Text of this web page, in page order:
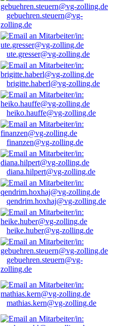
gebuehren.steuern@vg-
zolling.de
ute.gresser@vg-zolling.de
brigitte.haberl@vg-zolling.de
heiko.hauffe@vg-zolling.de
finanzen@vg-zolling.de
diana.hilpert@vg-zolling.de
qendrim.hoxhaj@vg-zolling.de
heike.huber@vg-zolling.de
gebuehren.steuern@vg-
zolling.de
mathias.kern@vg-zolling.de